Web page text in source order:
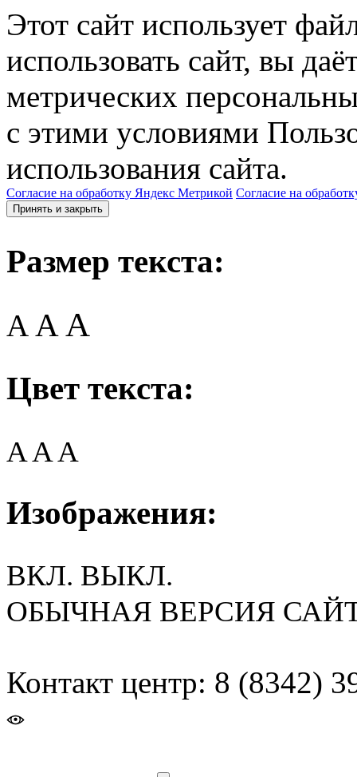
Этот сайт использует
использовать сайт, вы
метрических
с этими условиями
использования сайта.
Согласие на обработку Яндекс Метрикой Согласие на
Принять и закрыть
Размер текста:
A AA
Цвет текста:
AAA
Изображения:
ВКЛ. ВЫКЛ.
ОБЫЧНАЯ ВЕРСИЯ
Контакт центр: 8 (8342)